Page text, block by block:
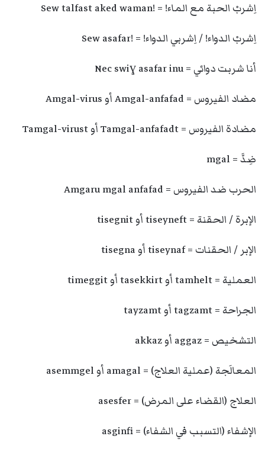
اِشربْ الحبة مع الماء! = !Sew talfast aked waman
اِشربْ الدواء! / اِشربي الدواء! = !Sew asafar
أنا شربت دوائي = Nec swiɣ asafar inu
مضاد الفيروس = Amgal-anfafad أو Amgal-virus
مضادة الفيروس = Tamgal-anfafadt أو Tamgal-virust
ضِدَّ = mgal
الحرب ضد الفيروس = Amgaru mgal anfafad
الإبرة / الحقنة = tiseyneft أو tisegnit
الإبر / الحقنات = tiseynaf أو tisegna
العملية = tamhelt أو tasekkirt أو timeggit
الجراحة = tagzamt أو tayzamt
التشخيص = aggaz أو akkaz
المعالَجة (عملية العلاج) = amagal أو asemmgel
العلاج (القضاء على المرض) = asesfer
الإشفاء (التسبب في الشفاء) = asginfi